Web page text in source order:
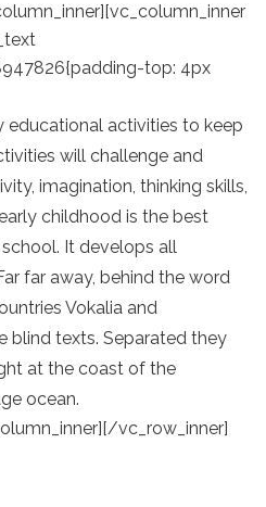
top: 4px
educational activities to keep
will challenge and
imagination, thinking skills,
childhood is the best
It develops all
far away, behind the word
Vokalia and
blind texts. Separated they
at the coast of the
ocean.
vc_row_inner]